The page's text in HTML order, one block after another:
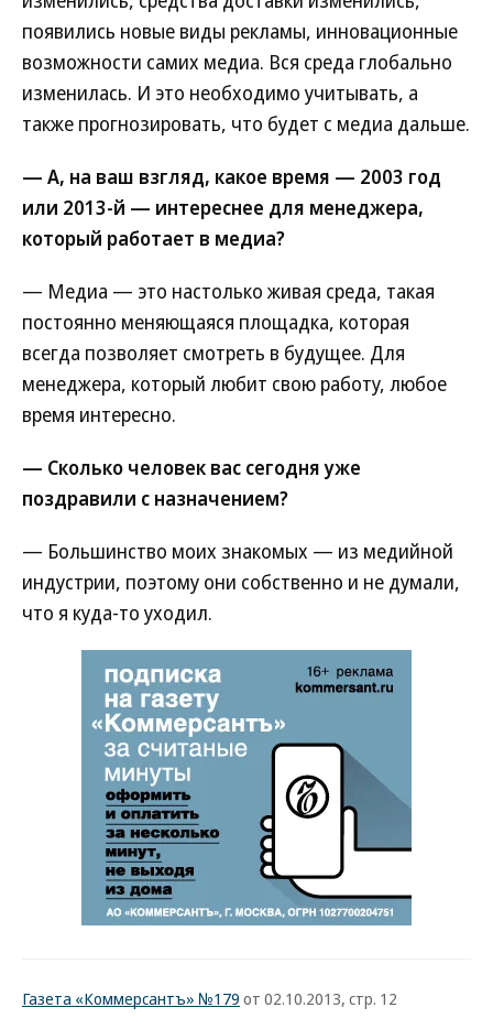
появились новые виды рекламы, инновационные
возможности самих медиа. Вся среда глобально
изменилась. И это необходимо учитывать, а
также прогнозировать, что будет с медиа дальше.
— А, на ваш взгляд, какое время — 2003 год
или 2013-й — интереснее для менеджера,
который работает в медиа?
— Медиа — это настолько живая среда, такая
постоянно меняющаяся площадка, которая
всегда позволяет смотреть в будущее. Для
менеджера, который любит свою работу, любое
время интересно.
— Сколько человек вас сегодня уже
поздравили с назначением?
— Большинство моих знакомых — из медийной
индустрии, поэтому они собственно и не думали,
что я куда-то уходил.
Газета «Коммерсантъ» №179 от 02.10.2013, стр. 12